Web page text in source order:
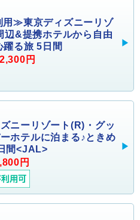
≫東京ディズニーリゾ
辺&提携ホテルから自由
躍る旅 5日間
円
ニーリゾート(R)・グッ
ーホテルに泊まる♪ときめ
間<JAL>
円